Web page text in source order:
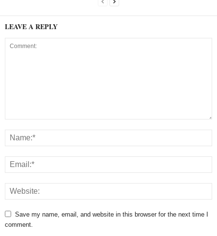
LEAVE A REPLY
Save my name, email, and website in this browser for the next time I
comment.